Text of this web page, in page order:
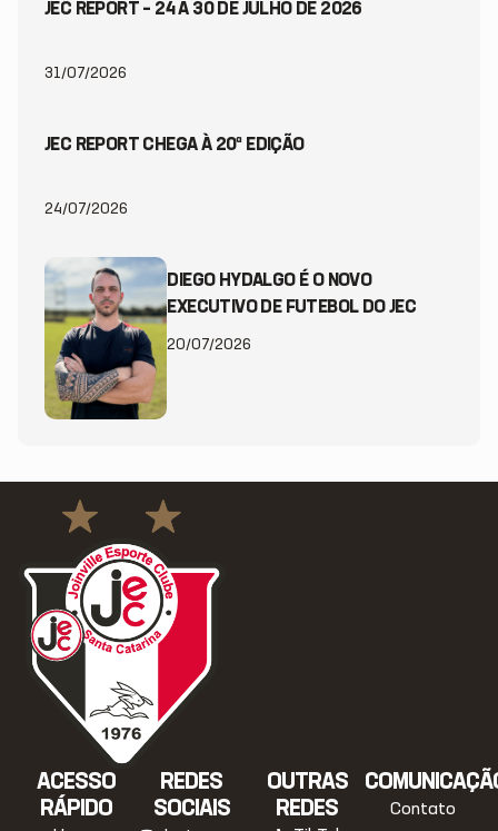
JEC REPORT – 24 A 30 DE JULHO DE 2026
31/07/2026
JEC REPORT CHEGA À 20ª EDIÇÃO
24/07/2026
DIEGO HYDALGO É O NOVO
EXECUTIVO DE FUTEBOL DO JEC
20/07/2026
ACESSO
RÁPIDO
REDES
SOCIAIS
OUTRAS
REDES
Contato